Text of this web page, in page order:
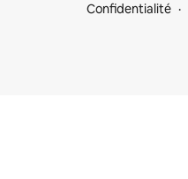
Confidentialité